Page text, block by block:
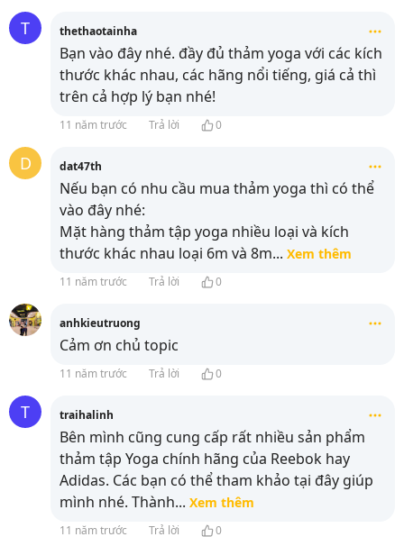
T thethaotainha
Bạn vào đây nhé. đầy đủ thảm yoga với các kích
thước khác nhau, các hãng nổi tiếng, giá cả thì
trên cả hợp lý bạn nhé!
11 năm trước Trả lời 0
D dat47th
Nếu bạn có nhu cầu mua thảm yoga thì có thể
vào đây nhé:
Mặt hàng thảm tập yoga nhiều loại và kích
thước khác nhau loại 6m và 8m... Xem thêm
11 năm trước Trả lời 0
anhkieutruong
Cảm ơn chủ topic
11 năm trước Trả lời 0
T traihalinh
Bên mình cũng cung cấp rất nhiều sản phẩm
thảm tập Yoga chính hãng của Reebok hay
Adidas. Các bạn có thể tham khảo tại đây giúp
mình nhé. Thành... Xem thêm
11 năm trước Trả lời 0